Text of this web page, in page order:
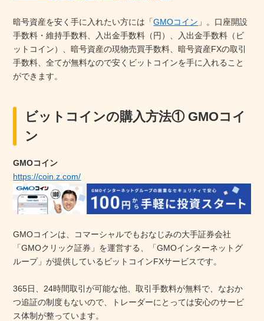
暗号資産を安く手に入れたい方には「GMOコイン 」。口座開設
手数料・維持手数料、入出金手数料（円）、入出金手数料（ビ
ットコイン）、暗号資産の現物売買手数料、暗号資産FXの取引
手数料、全てが無料なので安くビットコインを手に入れること
ができます。
ビットコインの購入方法① GMOコイ
ン
GMOコイン
https://coin.z.com/
GMOコインは、コマーシャルでもおなじみの大手証券会社
「GMOクリック証券」を運営する、「GMOインターネットグ
ループ」が提供しているビットコインFXサービスです。
365日、24時間取引が可能な他、取引手数料が無料で、なおか
つ追証の制度もないので、トレーダーにとっては安心のサービ
ス体制が整っています。